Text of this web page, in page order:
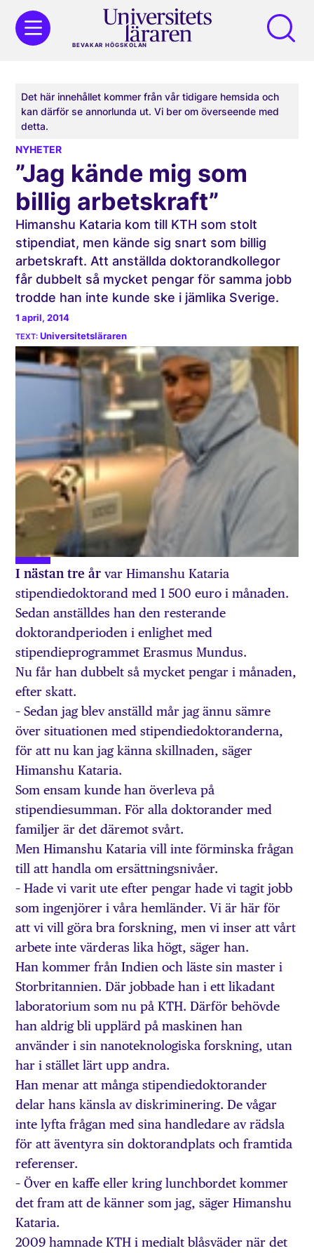
BEVAKAR HÖGSKOLAN
Det här innehållet kommer från vår tidigare hemsida och
kan därför se annorlunda ut. Vi ber om överseende med
detta.
NYHETER
”Jag kände mig som
billig arbetskraft”
Himanshu Kataria kom till KTH som stolt
stipendiat, men kände sig snart som billig
arbetskraft. Att anställda doktorandkollegor
får dubbelt så mycket pengar för samma jobb
trodde han inte kunde ske i jämlika Sverige.
1 april, 2014
Universitetsläraren
I nästan tre år var Himanshu Kataria
stipendiedoktorand med 1 500 euro i månaden.
Sedan anställdes han den resterande
doktorandperioden i enlighet med
stipendieprogrammet Erasmus Mundus.
Nu får han dubbelt så mycket pengar i månaden,
efter skatt.
– Sedan jag blev anställd mår jag ännu sämre
över situationen med stipendiedoktoranderna,
för att nu kan jag känna skillnaden, säger
Himanshu Kataria.
Som ensam kunde han överleva på
stipendiesumman. För alla doktorander med
familjer är det däremot svårt.
Men Himanshu Kataria vill inte förminska frågan
till att handla om ersättningsnivåer.
– Hade vi varit ute efter pengar hade vi tagit jobb
som ingenjörer i våra hemländer. Vi är här för
att vi vill göra bra forskning, men vi inser att vårt
arbete inte värderas lika högt, säger han.
Han kommer från Indien och läste sin master i
Storbritannien. Där jobbade han i ett likadant
laboratorium som nu på KTH. Därför behövde
han aldrig bli upplärd på maskinen han
använder i sin nanoteknologiska forskning, utan
har i stället lärt upp andra.
Han menar att många stipendiedoktorander
delar hans känsla av diskriminering. De vågar
inte lyfta frågan med sina handledare av rädsla
för att äventyra sin doktorandplats och framtida
referenser.
– Över en kaffe eller kring lunchbordet kommer
det fram att de känner som jag, säger Himanshu
Kataria.
2009 hamnade KTH i medialt blåsväder när det